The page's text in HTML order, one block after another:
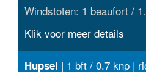
Windstoten: 1 beaufort /
Klik voor meer details
Hupsel | 1 bft / 0.7 knp |